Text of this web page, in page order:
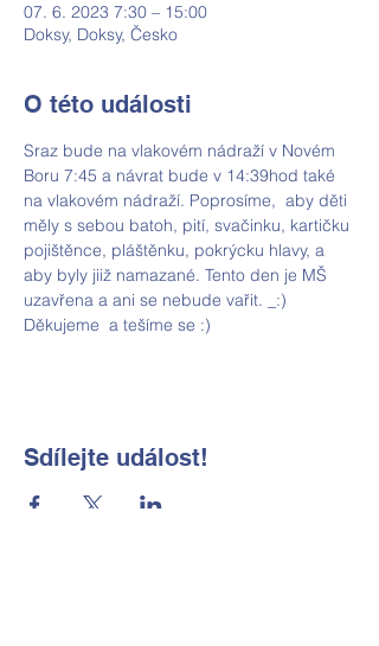
07. 6. 2023 7:30 – 15:00
Doksy, Doksy, Česko
O této události
Sraz bude na vlakovém nádraží v Novém
Boru 7:45 a návrat bude v 14:39hod také
na vlakovém nádraží. Poprosíme,  aby děti
měly s sebou batoh, pití, svačinku, kartičku
pojištěnce, pláštěnku, pokrýcku hlavy, a
aby byly jiiž namazané. Tento den je MŠ
uzavřena a ani se nebude vařit. _:)
Děkujeme  a tešíme se :)
Sdílejte událost!